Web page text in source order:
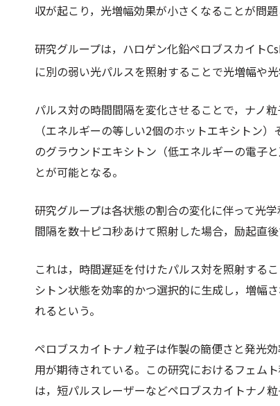
収が起こり，光増幅効果が⼩さくなることが問題
研究グループは，ハロゲン化鉛ペロブスカイト
に別の弱い光パルスを照射することで光増幅や
パルス対の時間間隔を変化させることで，ナノ
（エネルギーの等しい2個のホットエキシトン
のグラウンドエキシトン（低エネルギーの電⼦
とが可能となる。
研究グループは各状態の割合の変化に伴って光
間隔を数⼗ピコ秒あけて照射した場合，励起直
これは，時間遅延を付けたパルス対を照射する
シトン状態を効率的かつ選択的に⽣成し，増幅
れるという。
ペロブスカイトナノ粒⼦は作製の簡便さと発光
⽤が期待されている。この研究におけるフェム
は，短パルスレーザーなどペロブスカイトナノ